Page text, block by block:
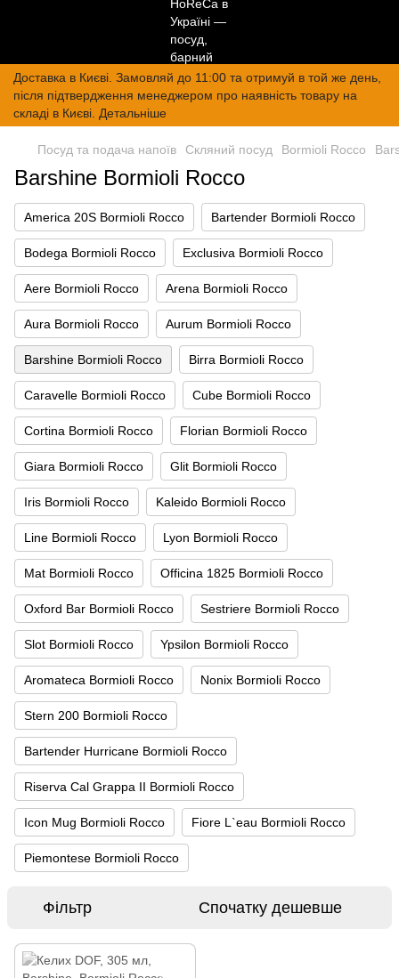
Доставка в Києві. Замовляй до 11:00 та отримуй в той же день,
після підтвердження менеджером про наявність товару на
складі в Києві. Детальніше
Посуд та подача напоїв Скляний посуд Bormioli Rocco
Barshine Bormioli Rocco
America 20S Bormioli Rocco Bartender Bormioli Rocco
Bodega Bormioli Rocco Exclusiva Bormioli Rocco
Aere Bormioli Rocco Arena Bormioli Rocco
Aura Bormioli Rocco Aurum Bormioli Rocco
Barshine Bormioli Rocco Birra Bormioli Rocco
Caravelle Bormioli Rocco Cube Bormioli Rocco
Cortina Bormioli Rocco Florian Bormioli Rocco
Giara Bormioli Rocco Glit Bormioli Rocco
Iris Bormioli Rocco Kaleido Bormioli Rocco
Line Bormioli Rocco Lyon Bormioli Rocco
Mat Bormioli Rocco Officina 1825 Bormioli Rocco
Oxford Bar Bormioli Rocco Sestriere Bormioli Rocco
Slot Bormioli Rocco Ypsilon Bormioli Rocco
Aromateca Bormioli Rocco Nonix Bormioli Rocco
Stern 200 Bormioli Rocco
Bartender Hurricane Bormioli Rocco
Riserva Cal Grappa II Bormioli Rocco
Icon Mug Bormioli Rocco Fiore L`eau Bormioli Rocco
Piemontese Bormioli Rocco
Фільтр Спочатку дешевше